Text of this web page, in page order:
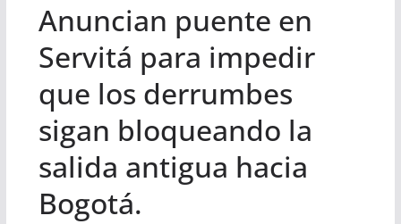
Anuncian puente en
Servitá para impedir
que los derrumbes
sigan bloqueando la
salida antigua hacia
Bogotá.